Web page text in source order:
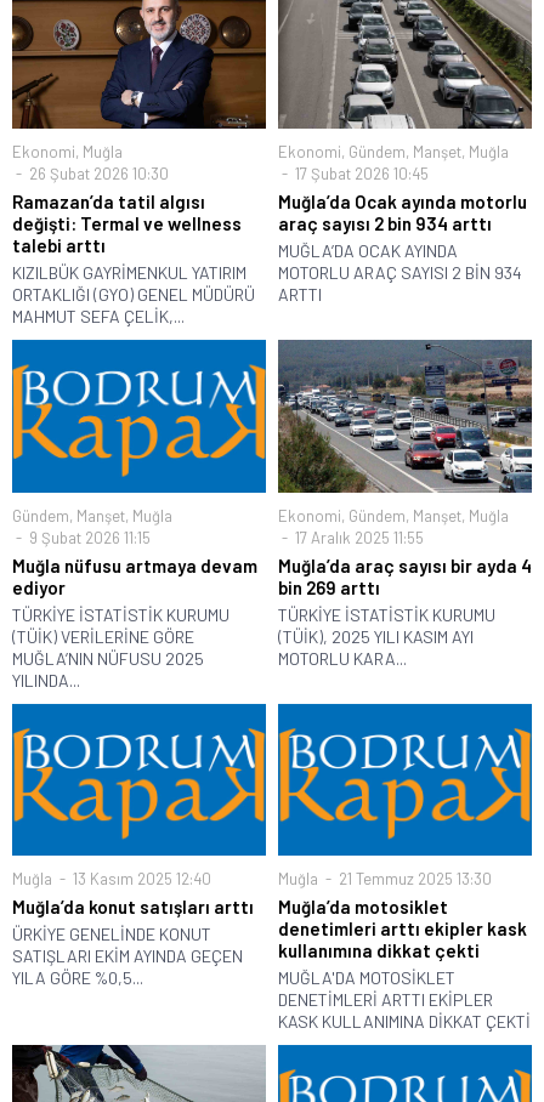
Ekonomi, Muğla
26 Şubat 2026 10:30
Ramazan’da tatil algısı
değişti: Termal ve wellness
talebi arttı
KIZILBÜK GAYRİMENKUL YATIRIM
ORTAKLIĞI (GYO) GENEL MÜDÜRÜ
MAHMUT SEFA ÇELİK,...
Ekonomi, Gündem, Manşet, Muğla
17 Şubat 2026 10:45
Muğla’da Ocak ayında motorlu
araç sayısı 2 bin 934 arttı
MUĞLA’DA OCAK AYINDA
MOTORLU ARAÇ SAYISI 2 BİN 934
ARTTI
Gündem, Manşet, Muğla
9 Şubat 2026 11:15
Muğla nüfusu artmaya devam
ediyor
TÜRKİYE İSTATİSTİK KURUMU
(TÜİK) VERİLERİNE GÖRE
MUĞLA’NIN NÜFUSU 2025
YILINDA...
Ekonomi, Gündem, Manşet, Muğla
17 Aralık 2025 11:55
Muğla’da araç sayısı bir ayda 4
bin 269 arttı
TÜRKİYE İSTATİSTİK KURUMU
(TÜİK), 2025 YILI KASIM AYI
MOTORLU KARA...
Muğla 13 Kasım 2025 12:40
Muğla’da konut satışları arttı
ÜRKİYE GENELİNDE KONUT
SATIŞLARI EKİM AYINDA GEÇEN
YILA GÖRE %0,5...
Muğla 21 Temmuz 2025 13:30
Muğla’da motosiklet
denetimleri arttı ekipler kask
kullanımına dikkat çekti
MUĞLA'DA MOTOSİKLET
DENETİMLERİ ARTTI EKİPLER
KASK KULLANIMINA DİKKAT ÇEKTİ